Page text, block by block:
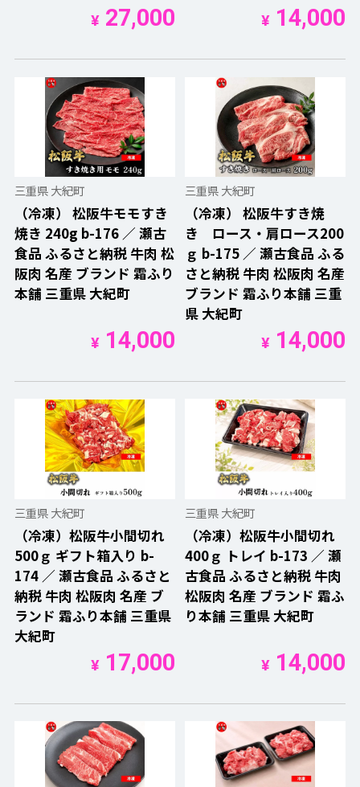
¥27,000 ¥14,000
三重県 大紀町
（冷凍） 松阪牛モモすき
焼き 240g b-176 ／ 瀬古
食品 ふるさと納税 牛肉 松
阪肉 名産 ブランド 霜ふり
本舗 三重県 大紀町
¥14,000
三重県 大紀町
（冷凍） 松阪牛すき焼
き ロース・肩ロース200
ｇ b-175 ／ 瀬古食品 ふる
さと納税 牛肉 松阪肉 名産
ブランド 霜ふり本舗 三重
県 大紀町
¥14,000
三重県 大紀町
（冷凍）松阪牛小間切れ
500ｇ ギフト箱入り b-
174 ／ 瀬古食品 ふるさと
納税 牛肉 松阪肉 名産 ブ
ランド 霜ふり本舗 三重県
大紀町
¥17,000
三重県 大紀町
（冷凍）松阪牛小間切れ
400ｇ トレイ b-173 ／ 瀬
古食品 ふるさと納税 牛肉
松阪肉 名産 ブランド 霜ふ
り本舗 三重県 大紀町
¥14,000